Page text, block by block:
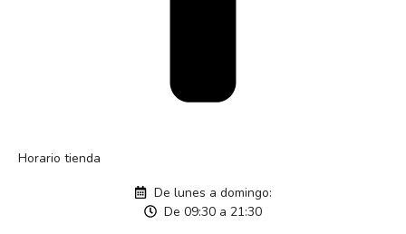
Horario tienda
De lunes a domingo:
De 09:30 a 21:30